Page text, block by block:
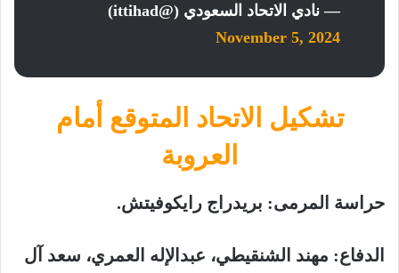
— نادي الاتحاد السعودي (@ittihad)
November 5, 2024
تشكيل الاتحاد المتوقع أمام
العروبة
حراسة المرمى: بريدراج رايكوفيتش.
الدفاع: مهند الشنقيطي، عبدالإله العمري، سعد آل